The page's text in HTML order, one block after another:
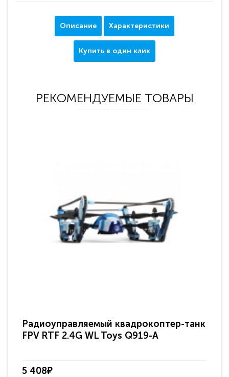
Описание Характеристики
Купить в один клик
РЕКОМЕНДУЕМЫЕ ТОВАРЫ
Радиоуправляемый квадрокоптер-танк
FPV RTF 2.4G WL Toys Q919-A
5 408₽